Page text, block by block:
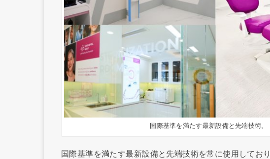
国際基準を満たす最新設備と先端技術。
国際基準を満たす最新設備と先端技術を常に使用してお